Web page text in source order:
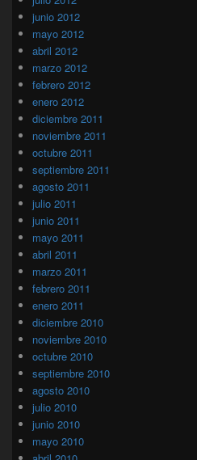
junio 2012
mayo 2012
abril 2012
marzo 2012
febrero 2012
enero 2012
diciembre 2011
noviembre 2011
octubre 2011
septiembre 2011
agosto 2011
julio 2011
junio 2011
mayo 2011
abril 2011
marzo 2011
febrero 2011
enero 2011
diciembre 2010
noviembre 2010
octubre 2010
septiembre 2010
agosto 2010
julio 2010
junio 2010
mayo 2010